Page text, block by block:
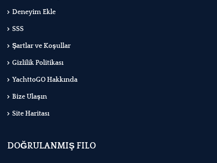
Deneyim Ekle
SSS
Şartlar ve Koşullar
Gizlilik Politikası
YachttoGO Hakkında
Bize Ulaşın
Site Haritası
DOĞRULANMIŞ FILO